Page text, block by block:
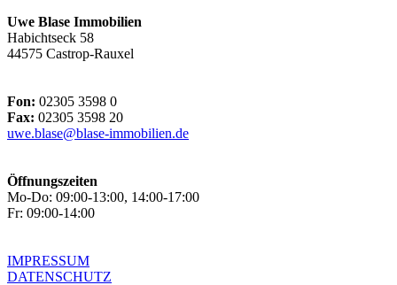
Uwe Blase Immobilien
Habichtseck 58
44575 Castrop-Rauxel
Fon: 02305 3598 0
Fax: 02305 3598 20
uwe.blase@blase-immobilien.de
Öffnungszeiten
Mo-Do: 09:00-13:00, 14:00-17:00
Fr: 09:00-14:00
IMPRESSUM
DATENSCHUTZ